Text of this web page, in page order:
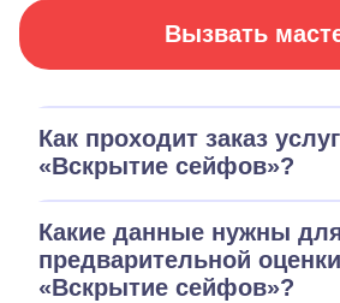
Вызвать
Как проходит заказ
«Вскрытие сейфов»?
Какие данные нужны
предварительной
«Вскрытие сейфов»?